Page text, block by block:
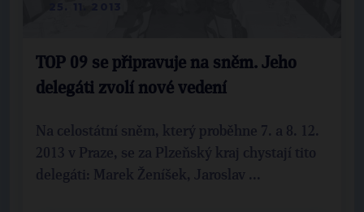
TOP 09 se připravuje na sněm. Jeho
delegáti zvolí nové vedení
Na celostátní sněm, který proběhne 7. a 8. 12.
2013 v Praze, se za Plzeňský kraj chystají tito
delegáti: Marek Ženíšek, Jaroslav ...